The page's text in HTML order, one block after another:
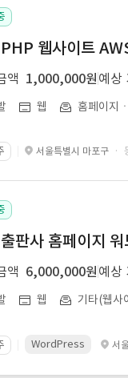
웹사이트
액 1,000,000원 예상
웹 홈페이지
서울특별시 마포구 ·
판사 홈페이지
액 6,000,000원 예상
웹 기타(웹사
WordPress 서